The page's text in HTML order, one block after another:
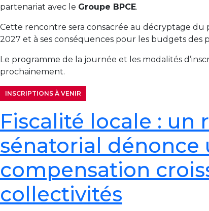
partenariat avec le Groupe BPCE.
Cette rencontre sera consacrée au décryptage du
2027 et à ses conséquences pour les budgets des
Le programme de la journée et les modalités
prochainement.
INSCRIPTIONS À VENIR
Fiscalité locale : un
sénatorial dénonce
compensation
collectivités